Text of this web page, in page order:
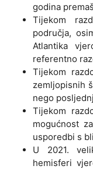
godina
Tijekom
područja,
Atlantika
referentno
Tijekom
zemljopisnih
nego
Tijekom
mogućnost
usporedbi s
U 2021.
hemisferi